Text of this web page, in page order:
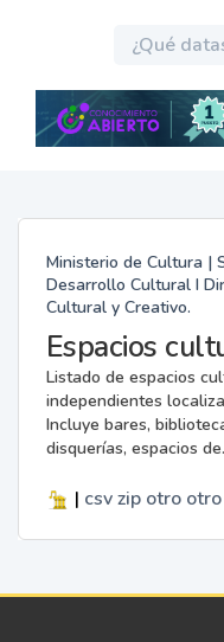
Ministerio de Cultura |
Desarrollo Cultural I
Cultural y Creativo.
Espacios
Listado de espacios
independientes
Incluye bares,
disquerías, espacios
| csv zip otro otro